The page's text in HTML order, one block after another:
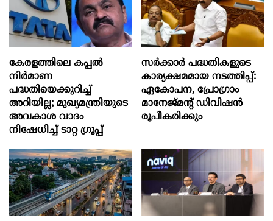
കേരളത്തിലെ കപ്പൽ
നിർമാണ
പദ്ധതിയെക്കുറിച്ച്
അറിയില്ല; മുഖ്യമന്ത്രിയുടെ
അവകാശ വാദം
നിഷേധിച്ച് ടാറ്റ ഗ്രൂപ്പ്
സര്‍ക്കാര്‍ പദ്ധതികളുടെ
കാര്യക്ഷമമായ നടത്തിപ്പ്:
ഏകോപന, പ്രോഗ്രാം
മാനേജ്മന്‍റ് ഡിവിഷന്‍
രൂപീകരിക്കും